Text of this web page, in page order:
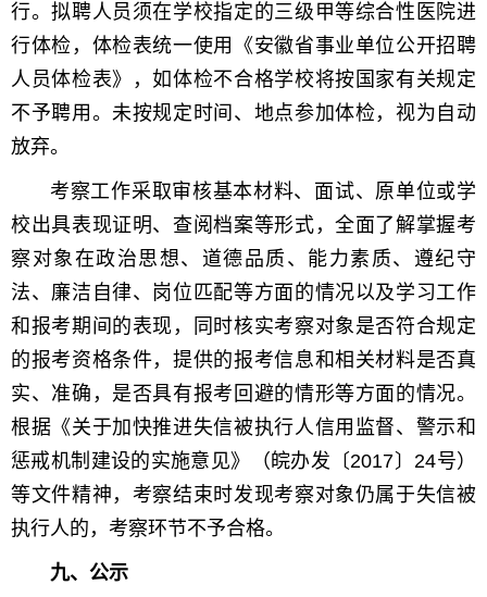
行。拟聘人员须在学校指定的三级甲等综合性医院进
行体检，体检表统一使用《安徽省事业单位公开招聘
人员体检表》，如体检不合格学校将按国家有关规定
不予聘用。未按规定时间、地点参加体检，视为自动
放弃。
考察工作采取审核基本材料、面试、原单位或学
校出具表现证明、查阅档案等形式，全面了解掌握考
察对象在政治思想、道德品质、能力素质、遵纪守
法、廉洁自律、岗位匹配等方面的情况以及学习工作
和报考期间的表现，同时核实考察对象是否符合规定
的报考资格条件，提供的报考信息和相关材料是否真
实、准确，是否具有报考回避的情形等方面的情况。
根据《关于加快推进失信被执行人信用监督、警示和
惩戒机制建设的实施意见》（皖办发〔2017〕24号）
等文件精神，考察结束时发现考察对象仍属于失信被
执行人的，考察环节不予合格。
九、公示